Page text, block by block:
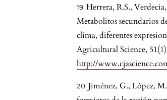
Herrera, R.S.,
Metabolitos secundarios
clima, diferentes
Agricultural Science,
http://
Jiménez, G., López,